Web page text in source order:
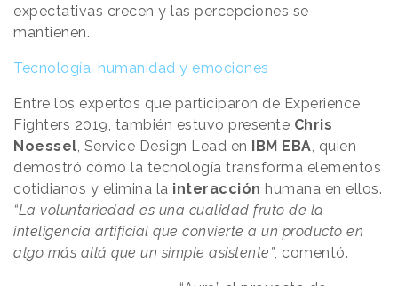
expectativas crecen y las percepciones se
mantienen.
Tecnología, humanidad y emociones
Entre los expertos que participaron de Experience
Fighters 2019, también estuvo presente Chris
Noessel, Service Design Lead en IBM EBA, quien
demostró cómo la tecnología transforma elementos
cotidianos y elimina la interacción humana en ellos.
“La voluntariedad es una cualidad fruto de la
inteligencia artificial que convierte a un producto en
algo más allá que un simple asistente”, comentó.